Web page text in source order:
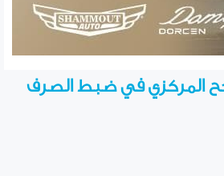
المركزي في ضبط الصرف